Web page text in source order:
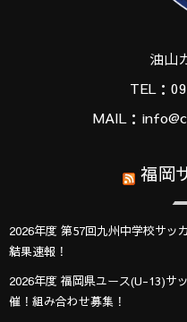
油山
TEL：
MAIL：
福岡
2026年度 第57回九州中学校サッ
結果速報！
2026年度 福岡県ユース(U-13)サ
催！組み合わせ募集！